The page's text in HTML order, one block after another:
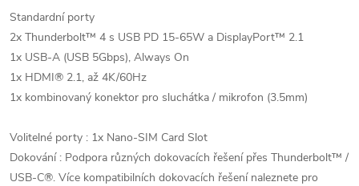
Standardní porty
2x Thunderbolt™ 4 s USB PD 15-65W a DisplayPort™ 2.1
1x USB-A (USB 5Gbps), Always On
1x HDMI® 2.1, až 4K/60Hz
1x kombinovaný konektor pro sluchátka / mikrofon (3.5mm)
Volitelné porty : 1x Nano-SIM Card Slot
Dokování : Podpora různých dokovacích řešení přes Thunderbolt™ /
USB-C®. Více kompatibilních dokovacích řešení naleznete pro